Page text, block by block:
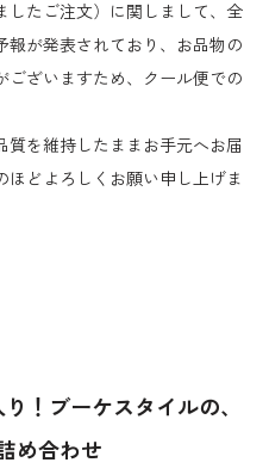
したご注文）に関しまして、全
報が発表されており、お品物の
ございますため、クール便での
質を維持したままお手元へお届
ほどよろしくお願い申し上げま
！ブーケスタイルの、
め合わせ